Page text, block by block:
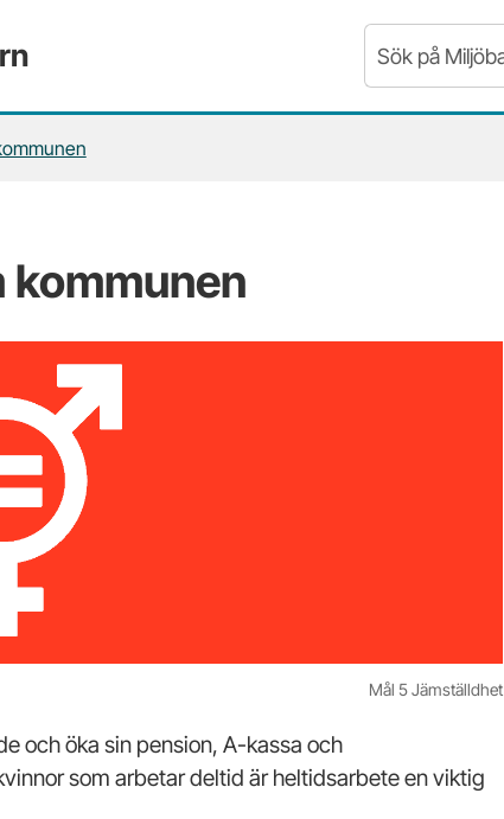
Mål 5 Jämställdhet
och öka sin pension, A-kassa och
som arbetar deltid är heltidsarbete en viktig